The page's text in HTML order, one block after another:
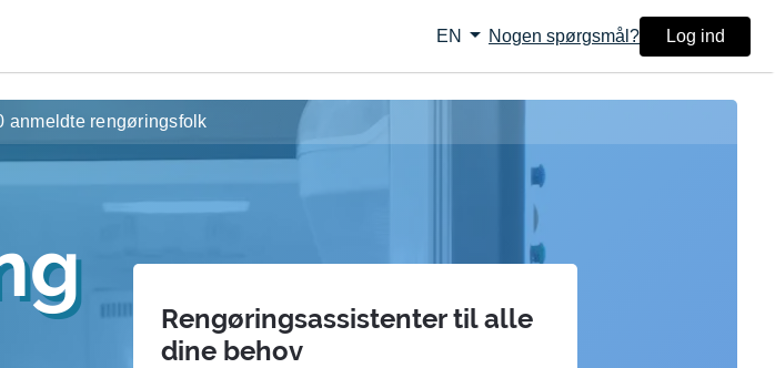
EN arrow_drop_down Nogen spørgsmål? Log ind
Rengøringsassistenter til alle
dine behov
anmeldte rengøringsfolk